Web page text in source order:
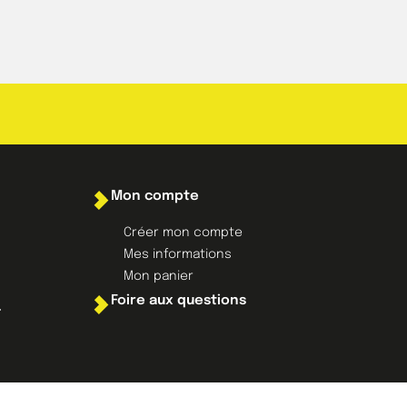
Mon compte
Créer mon compte
Mes informations
Mon panier
Foire aux questions